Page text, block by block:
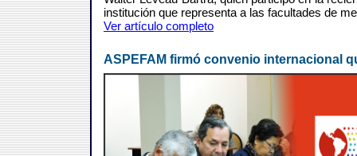
institución que representa a las facultades de
Ver artículo completo
ASPEFAM firmó convenio internacional